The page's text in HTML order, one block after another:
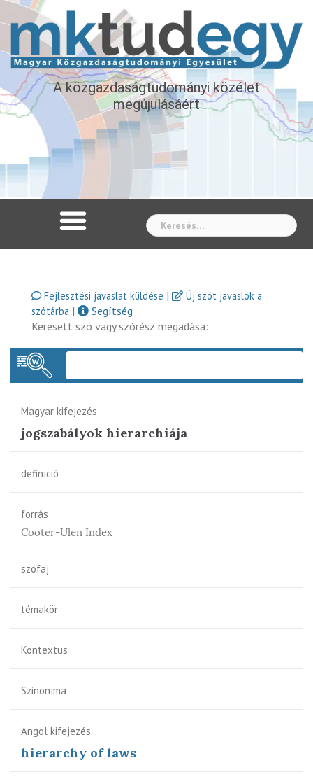
A közgazdaságtudományi közélet
megújulásáért
Fejlesztési javaslat küldése |
Új szót javaslok a
szótárba |
Segítség
Keresett szó vagy szórész megadása:
Magyar kifejezés
jogszabályok hierarchiája
definíció
forrás
Cooter-Ulen Index
szófaj
témakör
Kontextus
Szinoníma
Angol kifejezés
hierarchy of laws